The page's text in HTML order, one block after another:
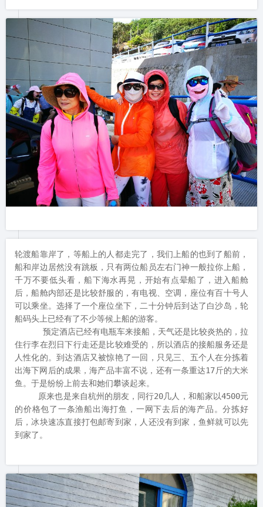
轮渡船靠岸了，等船上的人都走完了，我们上船的也到了船前，
船和岸边居然没有跳板，只有两位船员左右门神一般拉你上船，
千万不要低头看，船下海水再晃，开始有点晕船了，进入船舱
后，船舱内部还是比较舒服的，有电视、空调，座位有百十号人
可以乘坐。选择了一个座位坐下，二十分钟后到达了白沙岛，轮
船码头上已经有了不少等候上船的游客。
住行李在烈日下行走还是比较难受的，所以酒店的接船服务还是
人性化的。到达酒店又被惊艳了一回，只见三、五个人在分拣着
出海下网后的成果，海产品丰富不说，还有一条重达17斤的大米
鱼。于是纷纷上前去和她们攀谈起来。
的价格包了一条渔船出海打鱼，一网下去后的海产品。分拣好
后，冰块速冻直接打包邮寄到家，人还没有到家，鱼鲜就可以先
到家了。